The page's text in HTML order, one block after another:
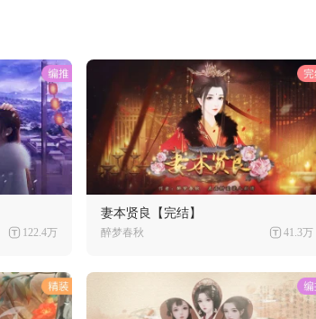
122.4万
妻本贤良【完结】
醉梦春秋 41.3万